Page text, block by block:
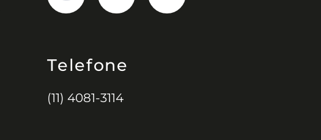
Telefone
(11) 4081-3114